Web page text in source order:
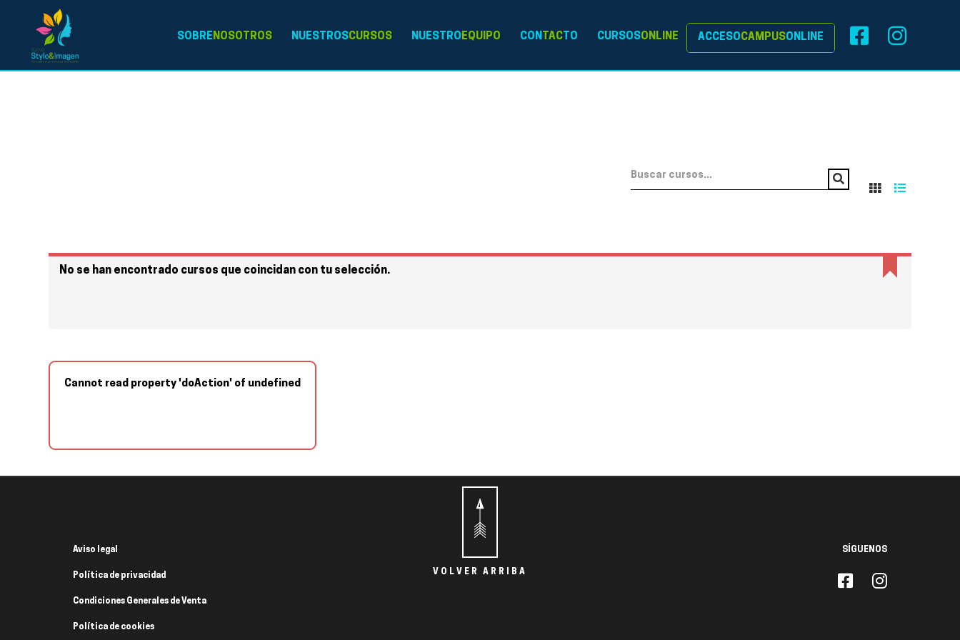
SOBRENOSOTROS NUESTROSCURSOS NUESTROEQUIPO CONTACTO CURSOSONLINE ACCESOCAMPUSONLINE
No se han encontrado cursos que coincidan con tu selección.
Cannot read property 'doAction' of undefined
VOLVER ARRIBA
Aviso legal
Política de privacidad
Condiciones Generales de Venta
Política de cookies
SÍGUENOS